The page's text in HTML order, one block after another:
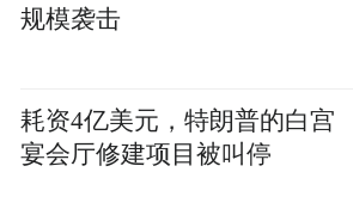
“特别声明：以上作品内容(包括在
布，本平台仅提供信息存储空间服务
Notice: The content above
pictures and audios if any) is
by the user of Dafeng Hao,
规模袭击
耗资4亿美元，特朗普的白宫
宴会厅修建项目被叫停